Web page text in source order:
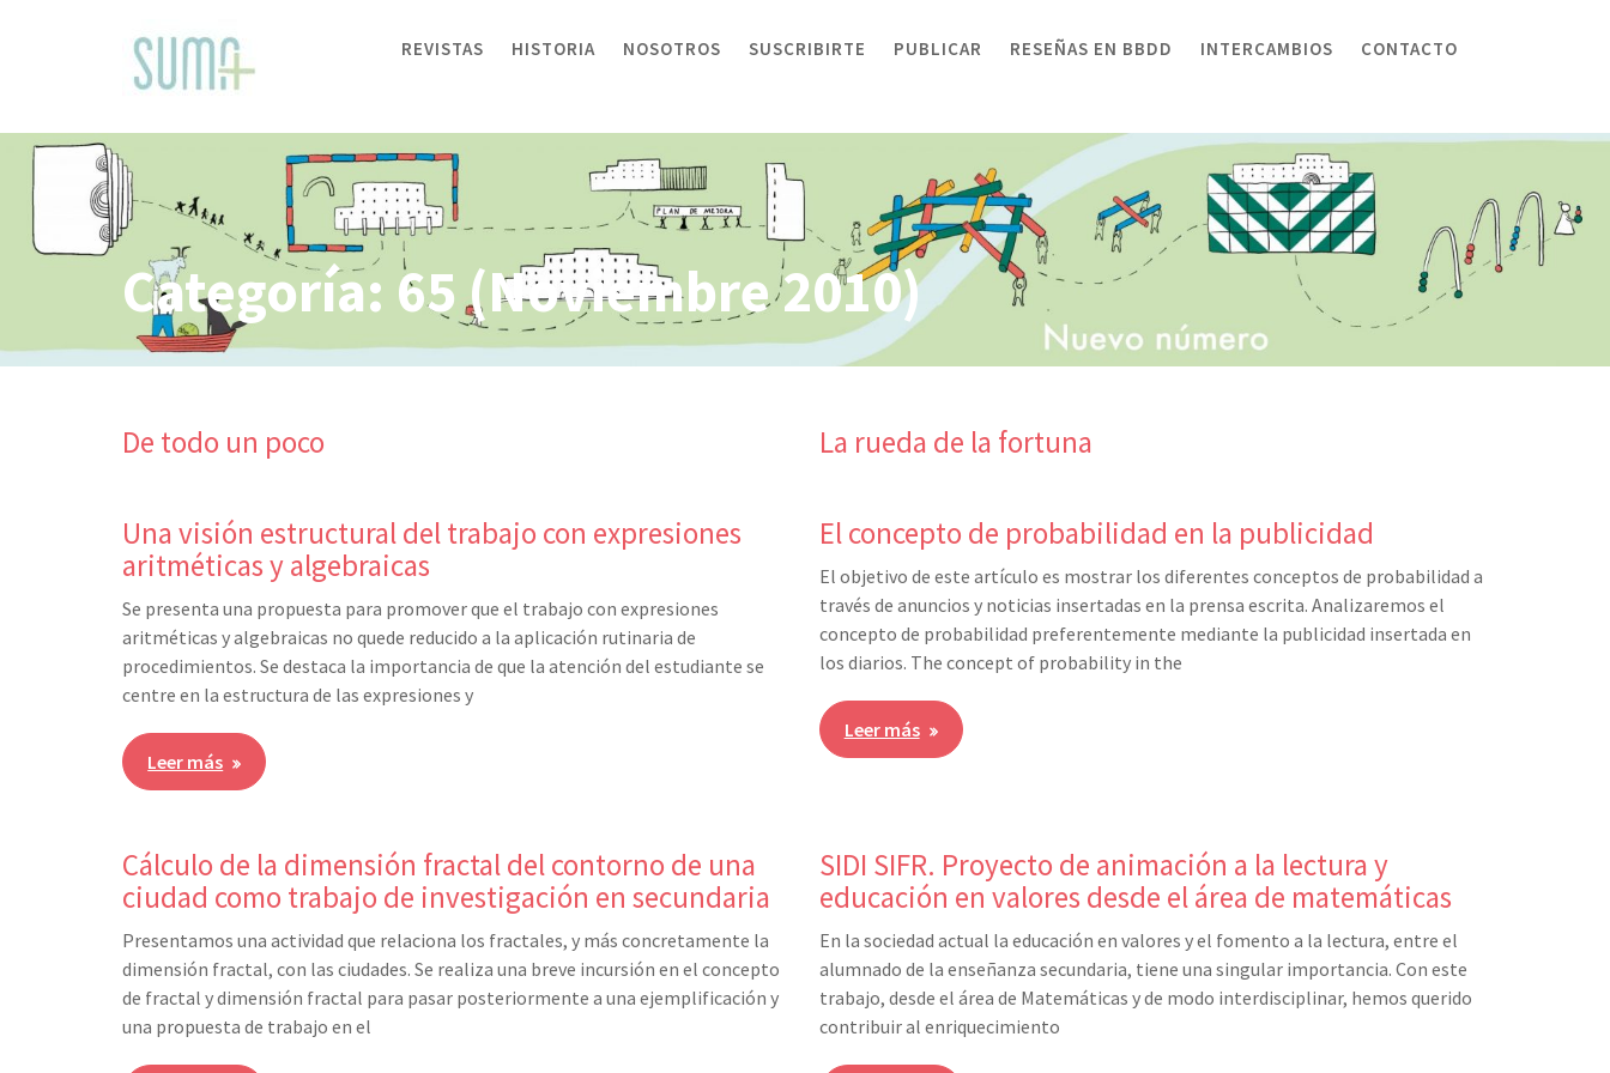
REVISTAS HISTORIA NOSOTROS SUSCRIBIRTE PUBLICAR RESEÑAS EN BBDD INTERCAMBIOS CONTACTO
Categoría: 65 (Noviembre 2010)
De todo un poco La rueda de la fortuna
Una visión estructural del trabajo con expresiones
aritméticas y algebraicas
Se presenta una propuesta para promover que el trabajo con expresiones
aritméticas y algebraicas no quede reducido a la aplicación rutinaria de
procedimientos. Se destaca la importancia de que la atención del estudiante se
centre en la estructura de las expresiones y
Leer más
El concepto de probabilidad en la publicidad
El objetivo de este artículo es mostrar los diferentes conceptos de probabilidad a
través de anuncios y noticias insertadas en la prensa escrita. Analizaremos el
concepto de probabilidad preferentemente mediante la publicidad insertada en
los diarios. The concept of probability in the
Leer más
Cálculo de la dimensión fractal del contorno de una
ciudad como trabajo de investigación en secundaria
Presentamos una actividad que relaciona los fractales, y más concretamente la
dimensión fractal, con las ciudades. Se realiza una breve incursión en el concepto
de fractal y dimensión fractal para pasar posteriormente a una ejemplificación y
una propuesta de trabajo en el
SIDI SIFR. Proyecto de animación a la lectura y
educación en valores desde el área de matemáticas
En la sociedad actual la educación en valores y el fomento a la lectura, entre el
alumnado de la enseñanza secundaria, tiene una singular importancia. Con este
trabajo, desde el área de Matemáticas y de modo interdisciplinar, hemos querido
contribuir al enriquecimiento